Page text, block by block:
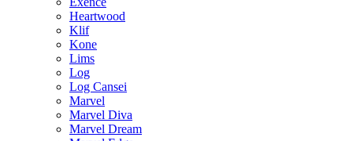
Heartwood
Klif
Kone
Lims
Log
Log Cansei
Marvel
Marvel Diva
Marvel Dream